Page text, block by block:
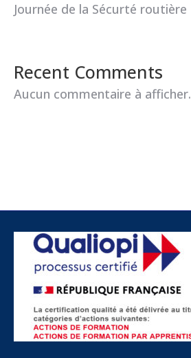
Journée de la Sécurté routière
Recent Comments
Aucun commentaire à afficher.